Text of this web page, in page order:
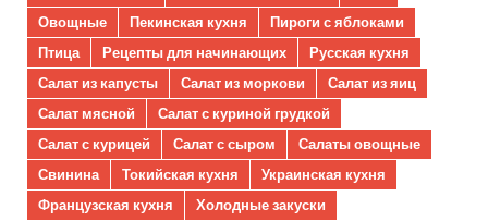
Овощные
Пекинская кухня
Пироги с яблоками
Птица
Рецепты для начинающих
Русская кухня
Салат из капусты
Салат из моркови
Салат из яиц
Салат мясной
Салат с куриной грудкой
Салат с курицей
Салат с сыром
Салаты овощные
Свинина
Токийская кухня
Украинская кухня
Французская кухня
Холодные закуски